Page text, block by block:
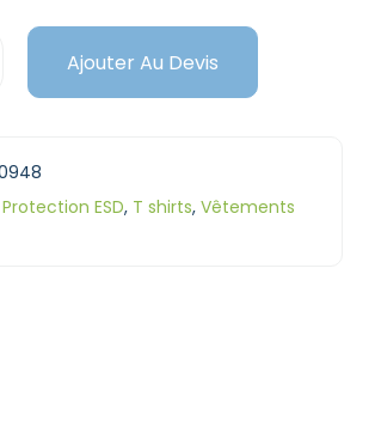
Ajouter Au Devis
Protection ESD, T shirts, Vêtements